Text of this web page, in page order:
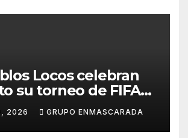
Locos celebran
su torneo de FIFA
el verano
2026 GRUPO ENMASCARADA